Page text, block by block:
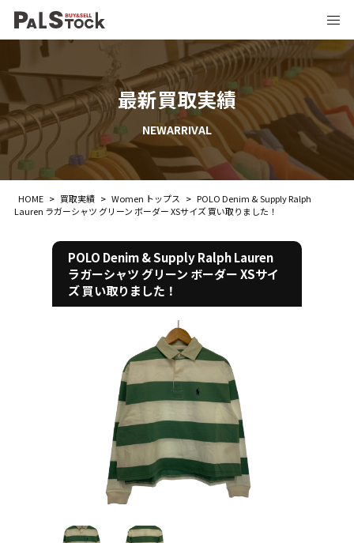
最新買取実績
NEWARRIVAL
HOME > 買取実績 > Women トップス > POLO Denim & Supply Ralph
Lauren ラガーシャツ グリーン ボーダー XSサイズ 買い取りました！
POLO Denim & Supply Ralph Lauren
ラガーシャツ グリーン ボーダー XSサイ
ズ 買い取りました！